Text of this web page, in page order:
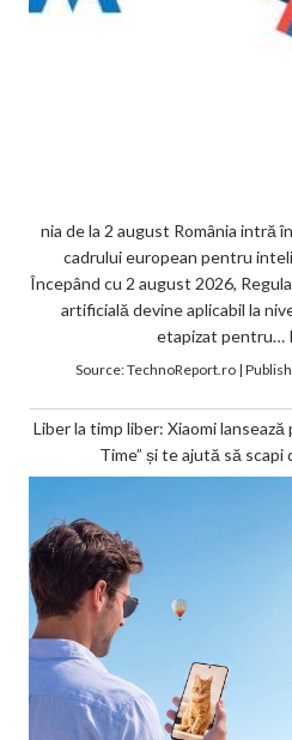
nia de la 2 august România intră
cadrului european pentru
Începând cu 2 august 2026,
artificială devine aplicabil la
etapizat pentru…
Source:TechnoReport.ro|
Liber la timp liber: Xiaomi
Time” și te ajută să scapi